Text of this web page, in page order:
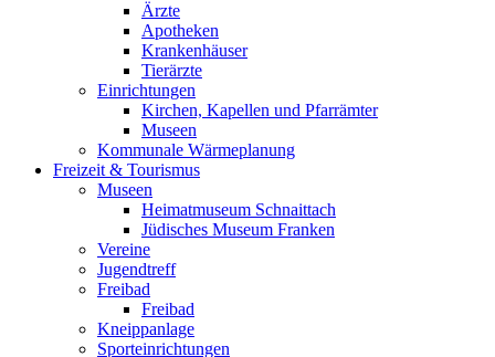
Ärzte
Apotheken
Krankenhäuser
Tierärzte
Einrichtungen
Kirchen, Kapellen und Pfarrämter
Museen
Kommunale Wärmeplanung
Freizeit & Tourismus
Museen
Heimatmuseum Schnaittach
Jüdisches Museum Franken
Vereine
Jugendtreff
Freibad
Freibad
Kneippanlage
Sporteinrichtungen